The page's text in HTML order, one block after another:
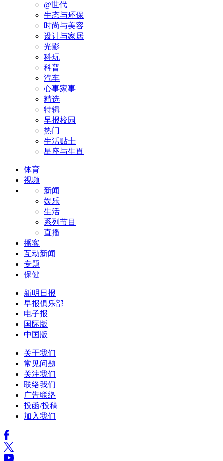
@世代
生态与环保
时尚与美容
设计与家居
光影
科玩
科普
汽车
心事家事
精选
特辑
早报校园
热门
生活贴士
星座与生肖
体育
视频
新闻
娱乐
生活
系列节目
直播
播客
互动新闻
专题
保健
新明日报
早报俱乐部
电子报
国际版
中国版
关于我们
常见问题
关注我们
联络我们
广告联络
投函/投稿
加入我们